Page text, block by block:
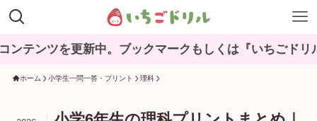
を更新中。ブックマークもしくは『いちごドリル』と検
ホーム 小学生一問一答・プリント 理科